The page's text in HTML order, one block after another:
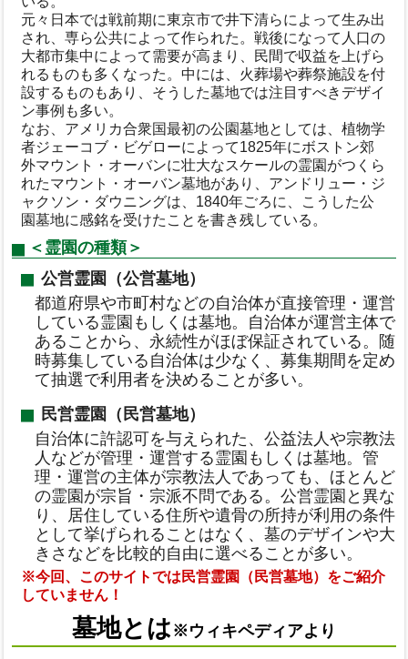
元々日本では戦前期に東京市で井下清らによって生み出
され、専ら公共によって作られた。戦後になって人口の
大都市集中によって需要が高まり、民間で収益を上げら
れるものも多くなった。中には、火葬場や葬祭施設を付
設するものもあり、そうした墓地では注目すべきデザイ
ン事例も多い。
なお、アメリカ合衆国最初の公園墓地としては、植物学
者ジェーコブ・ビゲローによって1825年にボストン郊
外マウント・オーバンに壮大なスケールの霊園がつくら
れたマウント・オーバン墓地があり、アンドリュー・ジ
ャクソン・ダウニングは、1840年ごろに、こうした公
園墓地に感銘を受けたことを書き残している。
＜霊園の種類＞
公営霊園（公営墓地）
都道府県や市町村などの自治体が直接管理・運営
している霊園もしくは墓地。自治体が運営主体で
あることから、永続性がほぼ保証されている。随
時募集している自治体は少なく、募集期間を定め
て抽選で利用者を決めることが多い。
民営霊園（民営墓地）
自治体に許認可を与えられた、公益法人や宗教法
人などが管理・運営する霊園もしくは墓地。管
理・運営の主体が宗教法人であっても、ほとんど
の霊園が宗旨・宗派不問である。公営霊園と異な
り、居住している住所や遺骨の所持が利用の条件
として挙げられることはなく、墓のデザインや大
きさなどを比較的自由に選べることが多い。
※今回、このサイトでは民営霊園（民営墓地）をご紹介
していません！
墓地とは※ウィキペディアより